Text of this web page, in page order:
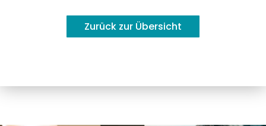
Zurück zur Übersicht